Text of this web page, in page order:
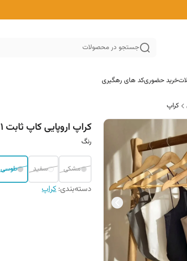
جستجو در محصولات
خرید حضوریکد های رهگیری
کراپ
کراپ اروپایی کاپ ثابت cr021
رنگ
مشکی سفید طوسی
دسته‌بندی:کراپ